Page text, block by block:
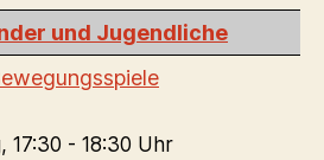
und Jugendliche
17:30 - 18:30 Uhr